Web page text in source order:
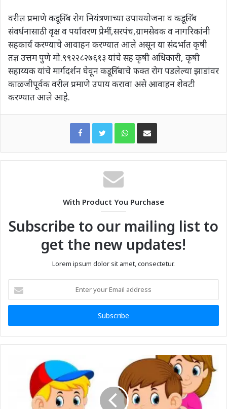
वरील प्रमाणे कडूलिंब रोग नियंत्रणाच्या उपाययोजना व कडूलिंब
संवर्धनासाठी वृक्ष व पर्यावरण प्रेमीं,सरपंच,ग्रामसेवक व नागरिकांनी
सहकार्य करण्याचे आवाहन करण्यात आले असून या संदर्भात कृषी
तज्ञ उत्तम पुणे मो.९९२२८२७६१३ यांचे सह कृषी अधिकारी, कृषी
सहाय्यक यांचे मार्गदर्शन घेवून कडूलिंबाचे फक्त रोग पडलेल्या झाडांवर
काळजीपूर्वक वरील प्रमाणे उपाय करावा असे आवाहन शेवटी
करण्यात आले आहे.
WhatsAppShare via Email
With Product You Purchase
Subscribe to our mailing list to
get the new updates!
Lorem ipsum dolor sit amet, consectetur.
your
Email